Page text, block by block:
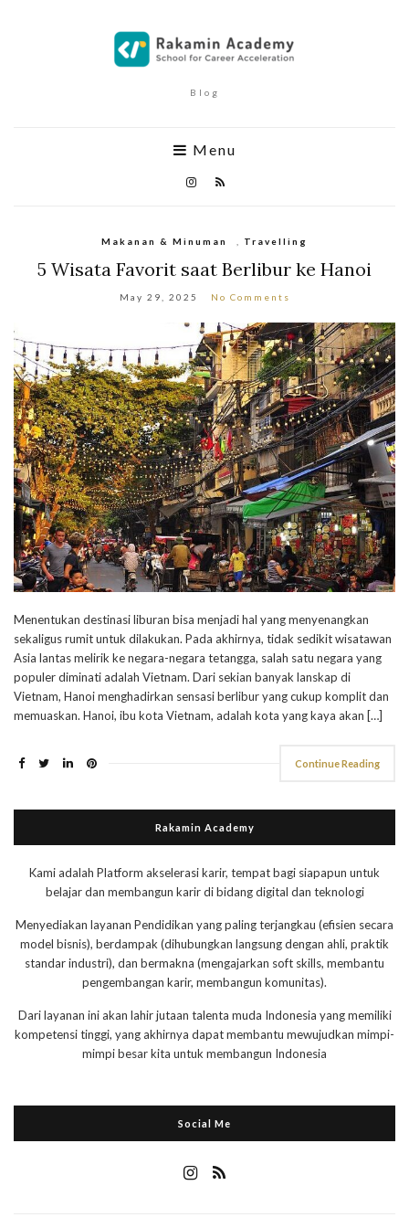
Blog
Menu
Makanan & Minuman Travelling
5 Wisata Favorit saat Berlibur ke Hanoi
May 29, 2025 No Comments
Menentukan destinasi liburan bisa menjadi hal yang menyenangkan
sekaligus rumit untuk dilakukan. Pada akhirnya, tidak sedikit wisatawan
Asia lantas melirik ke negara-negara tetangga, salah satu negara yang
populer diminati adalah Vietnam. Dari sekian banyak lanskap di
Vietnam, Hanoi menghadirkan sensasi berlibur yang cukup komplit dan
memuaskan. Hanoi, ibu kota Vietnam, adalah kota yang kaya akan […]
Continue Reading
Rakamin Academy
Kami adalah Platform akselerasi karir, tempat bagi siapapun untuk
belajar dan membangun karir di bidang digital dan teknologi
Menyediakan layanan Pendidikan yang paling terjangkau (efisien secara
model bisnis), berdampak (dihubungkan langsung dengan ahli, praktik
standar industri), dan bermakna (mengajarkan soft skills, membantu
pengembangan karir, membangun komunitas).
Dari layanan ini akan lahir jutaan talenta muda Indonesia yang memiliki
kompetensi tinggi, yang akhirnya dapat membantu mewujudkan mimpi-
mimpi besar kita untuk membangun Indonesia
Social Me